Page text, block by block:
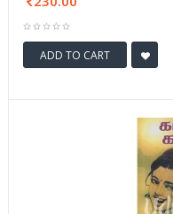
ADD TO CART